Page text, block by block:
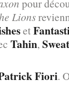
pour
Lions
et
Tahin,
Fiori.